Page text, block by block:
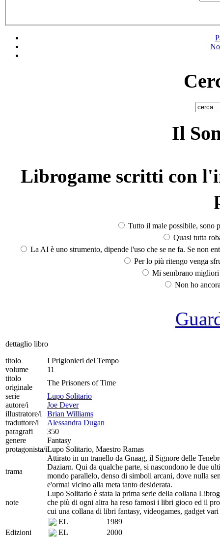
Il
Librogame scritti con
Tutto il male possibile, sono
Quasi tutta
La AI è uno strumento, dipende l'uso che se ne fa. Se non
Per lo più ritengo venga
Mi sembrano
Non ho
dettaglio libro
titolo
I Prigionieri del Tempo
volume
11
titolo
originale
The Prisoners of Time
serie
Lupo Solitario
autore/i
Joe Dever
illustratore/i
Brian Williams
traduttore/i
Alessandra Dugan
paragrafi
350
genere
Fantasy
protagonista/iLupo Solitario, Maestro Ramas
trama
Attirato in un tranello da Gnaag, il Signore delle
Daziarn. Qui da qualche parte, si nascondono le due
mondo parallelo, denso di simboli arcani, dove nulla
e'ormai vicino alla meta tanto desiderata.
note
Lupo Solitario è stata la prima serie della collana
che più di ogni altra ha reso famosi i libri gioco ed il
cui una collana di libri fantasy, videogames, gadget
Edizioni
EL
1989
EL
2000